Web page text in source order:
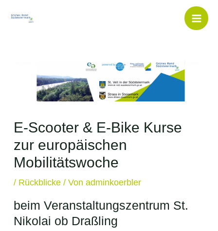
springen
Inhalt
E-Scooter & E-Bike Kurse
zur europäischen
Mobilitätswoche
/ Rückblicke/ Von adminkoerbler
beim Veranstaltungszentrum St.
Nikolai ob Draßling